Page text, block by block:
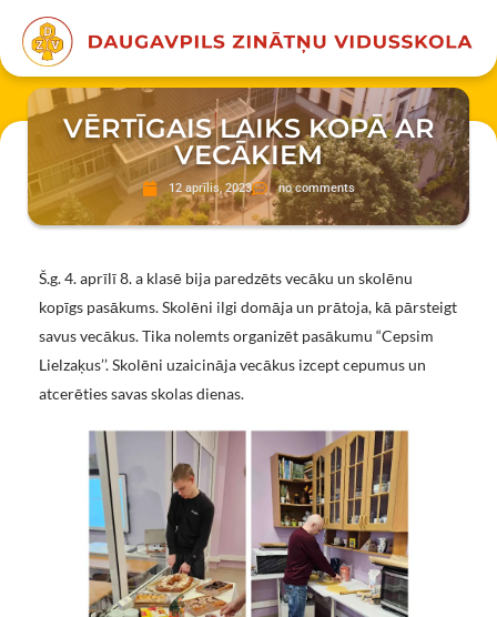
VĒRTĪGAIS LAIKS KOPĀ AR
VECĀKIEM
12 aprīlis, 2023 no comments
Š.g. 4. aprīlī 8. a klasē bija paredzēts vecāku un skolēnu
kopīgs pasākums. Skolēni ilgi domāja un prātoja, kā pārsteigt
savus vecākus. Tika nolemts organizēt pasākumu “Cepsim
Lielzaķus’’. Skolēni uzaicināja vecākus izcept cepumus un
atcerēties savas skolas dienas.